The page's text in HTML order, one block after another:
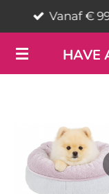
direct
naar
de
HAVE
Vanaf €